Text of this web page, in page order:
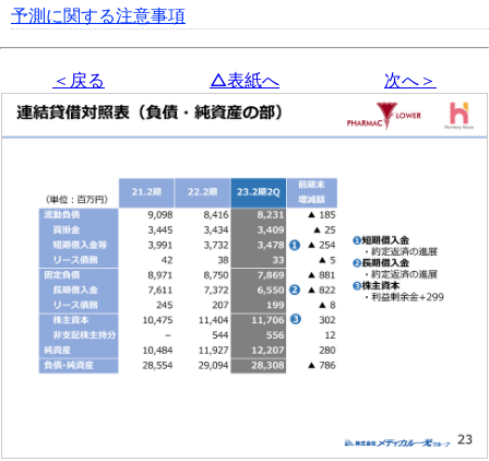
予測に関する注意事項
＜戻る △表紙へ 次へ＞